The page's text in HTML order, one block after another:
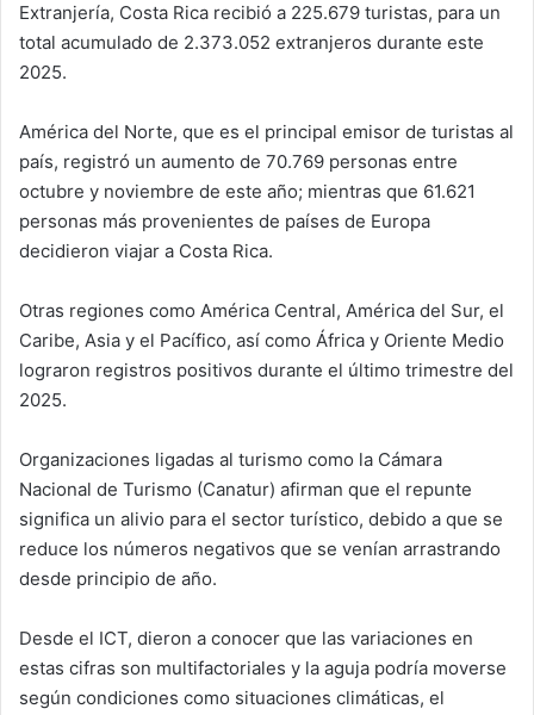
Extranjería, Costa Rica recibió a 225.679 turistas, para un
total acumulado de 2.373.052 extranjeros durante este
2025.
América del Norte, que es el principal emisor de turistas al
país, registró un aumento de 70.769 personas entre
octubre y noviembre de este año; mientras que 61.621
personas más provenientes de países de Europa
decidieron viajar a Costa Rica.
Otras regiones como América Central, América del Sur, el
Caribe, Asia y el Pacífico, así como África y Oriente Medio
lograron registros positivos durante el último trimestre del
2025.
Organizaciones ligadas al turismo como la Cámara
Nacional de Turismo (Canatur) afirman que el repunte
significa un alivio para el sector turístico, debido a que se
reduce los números negativos que se venían arrastrando
desde principio de año.
Desde el ICT, dieron a conocer que las variaciones en
estas cifras son multifactoriales y la aguja podría moverse
según condiciones como situaciones climáticas, el